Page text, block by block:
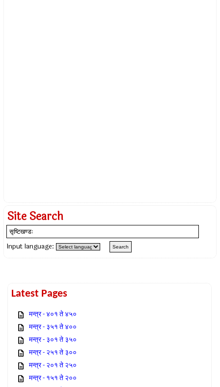
Site Search
Input language:
Latest Pages
मन्त्र - ४०१ ते ४५०
मन्त्र - ३५१ ते ४००
मन्त्र - ३०१ ते ३५०
मन्त्र - २५१ ते ३००
मन्त्र - २०१ ते २५०
मन्त्र - १५१ ते २००